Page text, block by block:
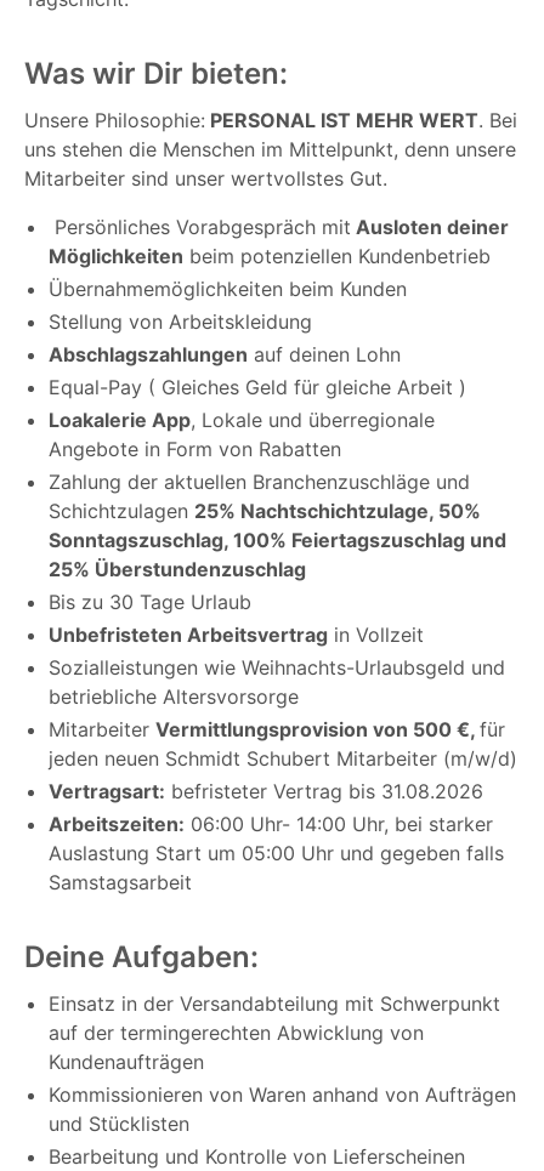
Was wir Dir bieten:
Unsere Philosophie: PERSONAL IST MEHR WERT. Bei
uns stehen die Menschen im Mittelpunkt, denn unsere
Mitarbeiter sind unser wertvollstes Gut.
Persönliches Vorabgespräch mit Ausloten deiner
Möglichkeiten beim potenziellen Kundenbetrieb
Übernahmemöglichkeiten beim Kunden
Stellung von Arbeitskleidung
Abschlagszahlungen auf deinen Lohn
Equal-Pay ( Gleiches Geld für gleiche Arbeit )
Loakalerie App, Lokale und überregionale
Angebote in Form von Rabatten
Zahlung der aktuellen Branchenzuschläge und
Schichtzulagen 25% Nachtschichtzulage, 50%
Sonntagszuschlag, 100% Feiertagszuschlag und
25% Überstundenzuschlag
Bis zu 30 Tage Urlaub
Unbefristeten Arbeitsvertrag in Vollzeit
Sozialleistungen wie Weihnachts-Urlaubsgeld und
betriebliche Altersvorsorge
Mitarbeiter Vermittlungsprovision von 500 €, für
jeden neuen Schmidt Schubert Mitarbeiter (m/w/d)
Vertragsart: befristeter Vertrag bis 31.08.2026
Arbeitszeiten: 06:00 Uhr- 14:00 Uhr, bei starker
Auslastung Start um 05:00 Uhr und gegeben falls
Samstagsarbeit
Deine Aufgaben:
Einsatz in der Versandabteilung mit Schwerpunkt
auf der termingerechten Abwicklung von
Kundenaufträgen
Kommissionieren von Waren anhand von Aufträgen
und Stücklisten
Bearbeitung und Kontrolle von Lieferscheinen